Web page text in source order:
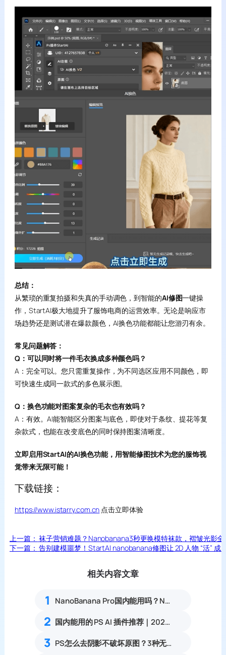
总结：
从繁琐的重复拍摄和失真的手动调色，到智能的AI修图一键操
作，StartAI极大地提升了服饰电商的运营效率。无论是响应市
场趋势还是测试潜在爆款颜色，AI换色功能都能让您游刃有余。
常见问题解答：
Q：可以同时将一件毛衣换成多种颜色吗？
A：完全可以。您只需重复操作，为不同选区应用不同颜色，即
可快速生成同一款式的多色展示图。
Q：换色功能对图案复杂的毛衣也有效吗？
A：有效。AI能智能区分图案与底色，即使对于条纹、提花等复
杂款式，也能在改变底色的同时保持图案清晰度。
立即启用StartAI的AI换色功能，用智能修图技术为您的服饰视
觉带来无限可能！
下载链接：
https://www.istarry.com.cn 点击立即体验
上一篇： 袜子营销难题？Nanobanana3秒更换模特袜款，褶皱光影
下一篇： 告别建模噩梦！StartAI nanobanana修图让 2D 人物 “活” 成
相关内容文章
1 NanoBanana Pro国内能用吗？Nano banana使用教程
2 国内能用的 PS AI 插件推荐｜2026 4款AI插件最新实测
3 PS怎么去阴影不破坏原图？3种无损去阴影实操方法